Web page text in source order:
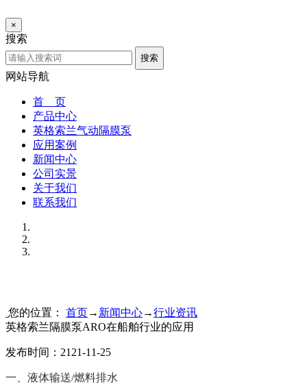
×
搜索
搜索
网站导航
首 页
产品中心
英格索兰气动隔膜泵
应用案例
新闻中心
公司实景
关于我们
联系我们
您的位置： 首页→ 新闻中心→行业资讯
英格索兰隔膜泵ARO在船舶行业的应用
发布时间：2121-11-25
一、液体输送/燃料排水